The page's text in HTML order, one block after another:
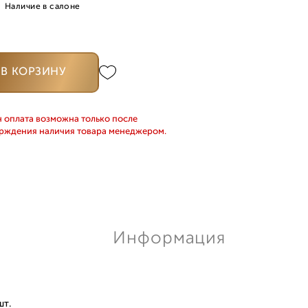
Наличие в салоне
В КОРЗИНУ
возможна только после
наличия товара менеджером.
Информация